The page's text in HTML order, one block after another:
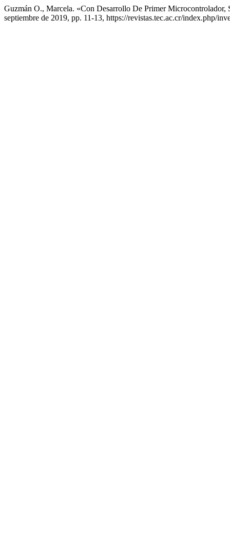
Guzmán O., Marcela. «Con Desarrollo De Primer
septiembre de 2019, pp. 11-13, https://revistas.tec.ac.cr/index.php/